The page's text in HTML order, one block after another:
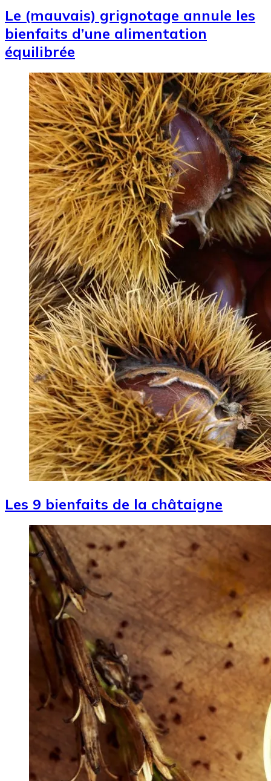
Le (mauvais) grignotage annule les
bienfaits d’une alimentation
équilibrée
Image
Les 9 bienfaits de la châtaigne
Image